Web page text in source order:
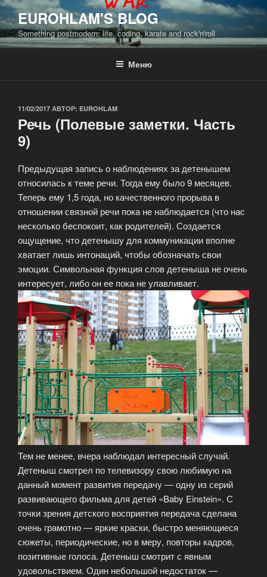
Перейти
к
содержимому
EUROHLAM'S BLOG
Something postmodern: life, coding, karate and rock'n'roll
Меню
ОПУБЛИКОВАНО
11/02/2017 АВТОР: EUROHLAM
Речь (Полевые заметки. Часть
9)
Предыдущая запись о наблюдениях за детенышем
относилась к теме речи. Тогда ему было 9 месяцев.
Теперь ему 1,5 года, но качественного прорыва в
отношении связной речи пока не наблюдается (что нас
несколько беспокоит, как родителей). Создается
ощущение, что детенышу для коммуникации вполне
хватает лишь интонаций, чтобы обозначать свои
эмоции. Символьная функция слов детеныша не очень
интересует, либо он ее пока не улавливает.
Тем не менее, вчера наблюдал интересный случай.
Детеныш смотрел по телевизору свою любимую на
данный момент развития передачу — одну из серий
развивающего фильма для детей «Baby Einstein». С
точки зрения детского восприятия передача сделана
очень грамотно — яркие краски, быстро меняющиеся
сюжеты, периодические, но в меру, повторы кадров,
позитивные голоса. Детеныш смотрит с явным
удовольствием. Один небольшой недостаток —